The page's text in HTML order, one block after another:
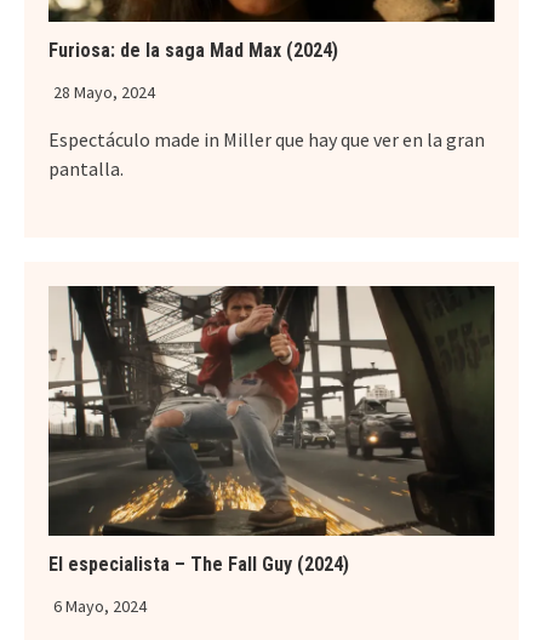
Furiosa: de la saga Mad Max (2024)
28 Mayo, 2024
Espectáculo made in Miller que hay que ver en la gran
pantalla.
El especialista – The Fall Guy (2024)
6 Mayo, 2024